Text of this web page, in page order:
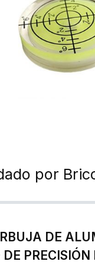
por
DE
PRECISIÓN